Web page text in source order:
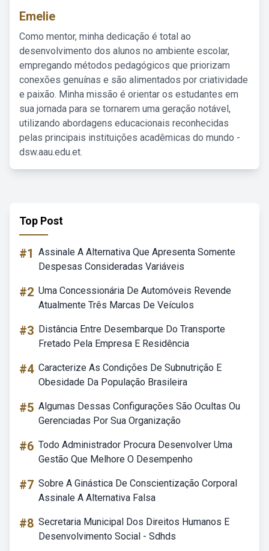
Emelie
Como mentor, minha dedicação é total ao
desenvolvimento dos alunos no ambiente escolar,
empregando métodos pedagógicos que priorizam
conexões genuínas e são alimentados por criatividade
e paixão. Minha missão é orientar os estudantes em
sua jornada para se tornarem uma geração notável,
utilizando abordagens educacionais reconhecidas
pelas principais instituições acadêmicas do mundo -
dsw.aau.edu.et.
Top Post
#1 Assinale A Alternativa Que Apresenta Somente
Despesas Consideradas Variáveis
#2 Uma Concessionária De Automóveis Revende
Atualmente Três Marcas De Veículos
#3 Distância Entre Desembarque Do Transporte
Fretado Pela Empresa E Residência
#4 Caracterize As Condições De Subnutrição E
Obesidade Da População Brasileira
#5 Algumas Dessas Configurações São Ocultas Ou
Gerenciadas Por Sua Organização
#6 Todo Administrador Procura Desenvolver Uma
Gestão Que Melhore O Desempenho
#7 Sobre A Ginástica De Conscientização Corporal
Assinale A Alternativa Falsa
#8 Secretaria Municipal Dos Direitos Humanos E
Desenvolvimento Social - Sdhds